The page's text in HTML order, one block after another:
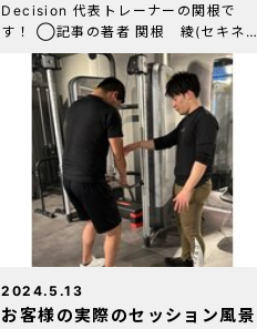
Decision 代表トレーナーの関根で
す！ ◯記事の著者 関根 綾(セキネ
リョウ) 虎ノ門パーソナルジム
Decision 代表トレーナー 資格・経
歴：NESTA-PFT(全米エクササイズ＆
2024.5.13
お客様の実際のセッション風景